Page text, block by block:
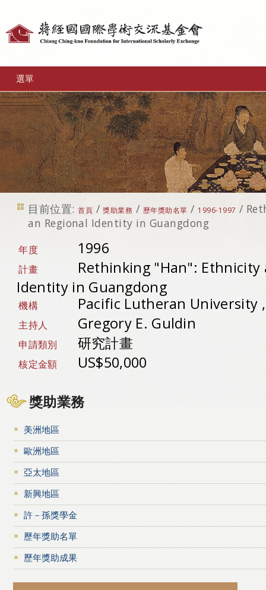
選單
目前位置: 首頁 /獎助業務 / 歷年獎助名單 / 1996-1997 /
an Regional Identity in Guangdong
年度 1996
計畫
Rethinking "Han": Ethnicity
Identity in Guangdong
機構 Pacific Lutheran University
主持人 Gregory E. Guldin
申請類別 研究計畫
核定金額 US$50,000
獎助業務
美洲地區
歐洲地區
亞太地區
新興地區
許－孫獎學金
歷年獎助名單
歷年獎助成果